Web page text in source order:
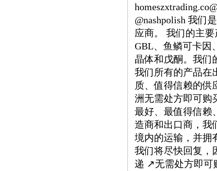
@nashpolish 我们
应商。 我们的主要
GBL、鱼鳞可卡因
晶体和戊酮。我们
我们所有的产品在
质、值得信赖的
洲无需处方即可购
最好、最值得信赖
造商和出口商，我
境内的运输，并拥
我们将尽快回复，
递 ↗️无需处方即